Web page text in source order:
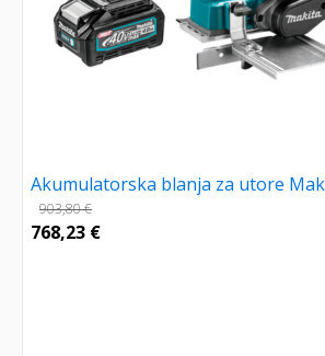
Akumulatorska blanja za utore
903,80€
768,23 €